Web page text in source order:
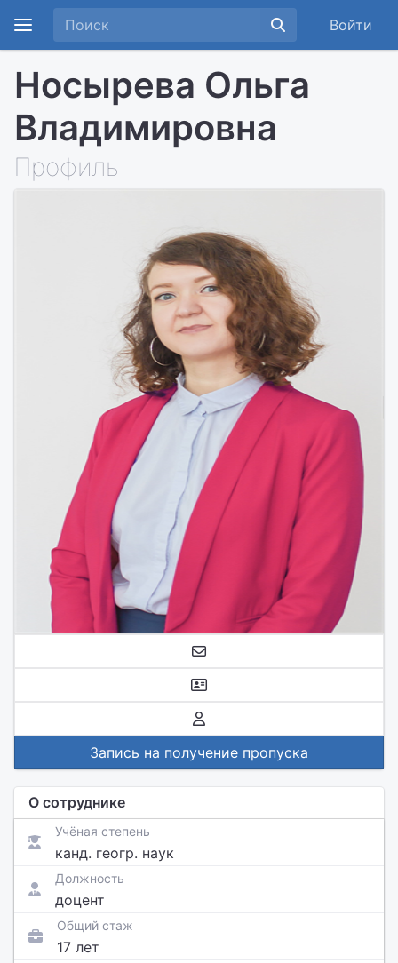
Войти
Носырева Ольга
Владимировна
Профиль
Запись на получение пропуска
О сотруднике
Учёная степень
канд. геогр. наук
Должность
доцент
Общий стаж
17 лет